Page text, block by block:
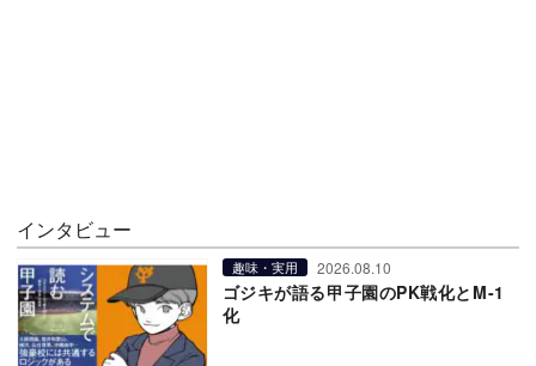
インタビュー
趣味・実用 2026.08.10
ゴジキが語る甲子園のPK戦化とM-1
化